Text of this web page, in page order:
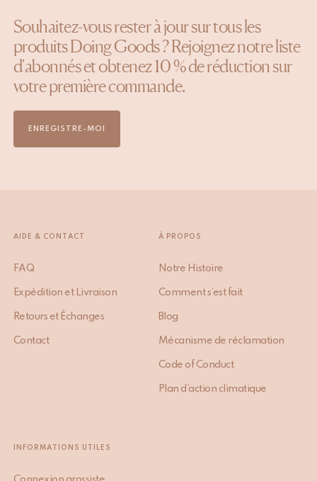
Souhaitez-vous rester à jour sur tous les
produits Doing Goods ? Rejoignez notre liste
d'abonnés et obtenez 10 % de réduction sur
votre première commande.
ENREGISTRE-MOI
AIDE & CONTACT
FAQ
Expédition et Livraison
Retours et Échanges
Contact
À PROPOS
Notre Histoire
Comment s’est fait
Blog
Mécanisme de réclamation
Code of Conduct
Plan d’action climatique
INFORMATIONS UTILES